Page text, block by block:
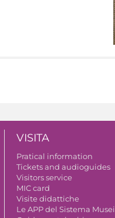
VISITA
Pratical information
Tickets and audioguides
Visitors service
MIC card
Visite didattiche
Le APP del Sistema Musei